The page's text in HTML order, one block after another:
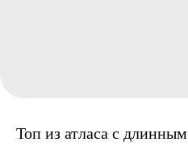
Топ из атласа с